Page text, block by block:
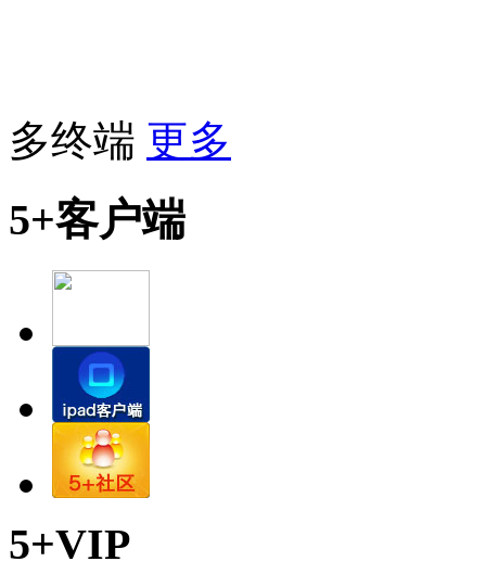
多终端 更多
5+客户端
5+VIP